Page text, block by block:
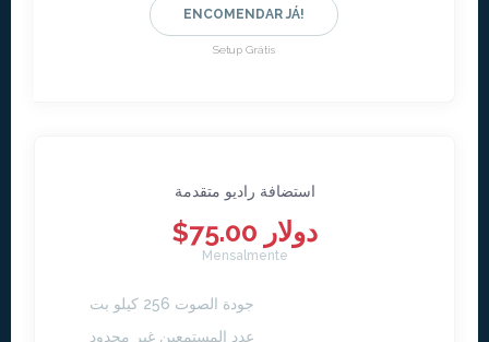
ENCOMENDAR JÁ!
Setup Grátis
استضافة راديو متقدمة
$75.00 دولار
Mensalmente
جودة الصوت 256 كيلو بت
عدد المستمعين غير محدود